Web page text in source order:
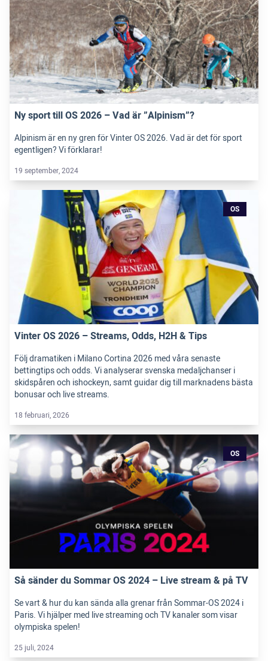
Ny sport till OS 2026 – Vad är ”Alpinism”?
Alpinism är en ny gren för Vinter OS 2026. Vad är det för sport
egentligen? Vi förklarar!
19 september, 2024
OS
Vinter OS 2026 – Streams, Odds, H2H & Tips
Följ dramatiken i Milano Cortina 2026 med våra senaste
bettingtips och odds. Vi analyserar svenska medaljchanser i
skidspåren och ishockeyn, samt guidar dig till marknadens bästa
bonusar och live streams.
18 februari, 2026
OS
Så sänder du Sommar OS 2024 – Live stream & på TV
Se vart & hur du kan sända alla grenar från Sommar-OS 2024 i
Paris. Vi hjälper med live streaming och TV kanaler som visar
olympiska spelen!
25 juli, 2024